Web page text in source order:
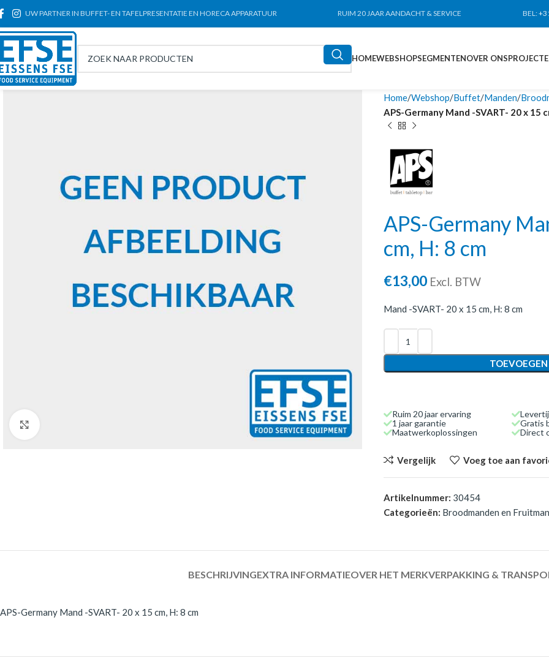
UW PARTNER IN BUFFET- EN TAFELPRESENTATIE EN HORECA APPARATUUR RUIM 20 JAAR AANDACHT & SERVICE BEL:
HOMEWEBSHOPSEGMENTENOVER ONS
Home Webshop Buffet Manden
APS-Germany Mand -SVART- 20 x 15
APS-Germany
cm, H: 8 cm
€13,00 Excl. BTW
Mand -SVART- 20 x 15 cm, H: 8 cm
Ruim 20 jaar ervaring
1 jaar garantie
Maatwerkoplossingen
Gratis
Direct
Vergelijk Voeg toe aan
Artikelnummer: 30454
Categorieën: Broodmanden en
BESCHRIJVINGEXTRA INFORMATIEOVER HET MERKVERPAKKING &
APS-Germany Mand -SVART- 20 x 15 cm, H: 8 cm